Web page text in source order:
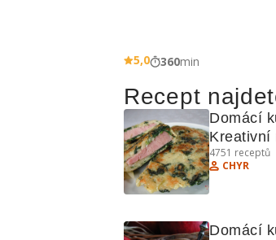
5,0 360min
Recept
Domácí
Kreativní
4751 receptů
CHYR
Domácí